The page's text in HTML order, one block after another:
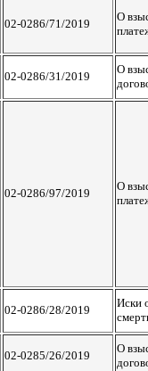
02-0286/71/2019
О
02-0286/31/2019
О
02-0286/97/2019
О
02-0286/28/2019
Иски
02-0285/26/2019
О